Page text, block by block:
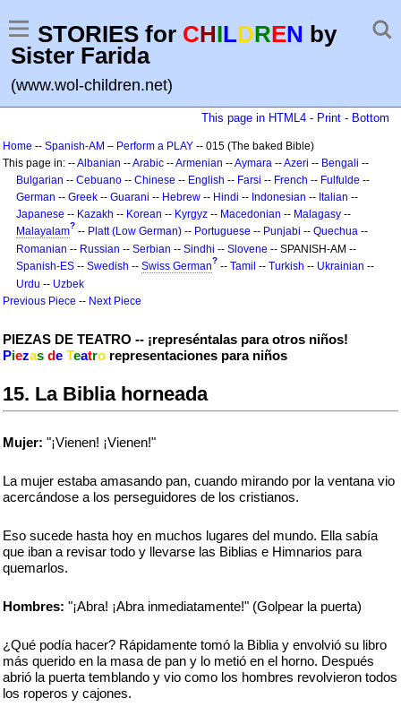
STORIES for CHILDREN by
Sister Farida
(www.wol-children.net)
This page in HTML4 - Print - Bottom
Home -- Spanish-AM – Perform a PLAY -- 015 (The baked Bible)
This page in: --Albanian --Arabic --Armenian --Aymara --Azeri -- Bengali --
Bulgarian -- Cebuano -- Chinese -- English -- Farsi -- French -- Fulfulde --
German -- Greek -- Guarani -- Hebrew -- Hindi -- Indonesian -- Italian --
Japanese -- Kazakh -- Korean -- Kyrgyz -- Macedonian -- Malagasy --
Malayalam? -- Platt (Low German) -- Portuguese -- Punjabi -- Quechua --
Romanian -- Russian -- Serbian -- Sindhi -- Slovene -- SPANISH-AM --
Spanish-ES -- Swedish -- Swiss German? -- Tamil -- Turkish -- Ukrainian --
Urdu -- Uzbek
Previous Piece -- Next Piece
PIEZAS DE TEATRO -- ¡represéntalas para otros niños!
Piezas de Teatro representaciones para niños
15. La Biblia horneada
Mujer: "¡Vienen! ¡Vienen!"
La mujer estaba amasando pan, cuando mirando por la ventana vio
acercándose a los perseguidores de los cristianos.
Eso sucede hasta hoy en muchos lugares del mundo. Ella sabía
que iban a revisar todo y llevarse las Biblias e Himnarios para
quemarlos.
Hombres: "¡Abra! ¡Abra inmediatamente!" (Golpear la puerta)
¿Qué podía hacer? Rápidamente tomó la Biblia y envolvió su libro
más querido en la masa de pan y lo metió en el horno. Después
abrió la puerta temblando y vio como los hombres revolvieron todos
los roperos y cajones.